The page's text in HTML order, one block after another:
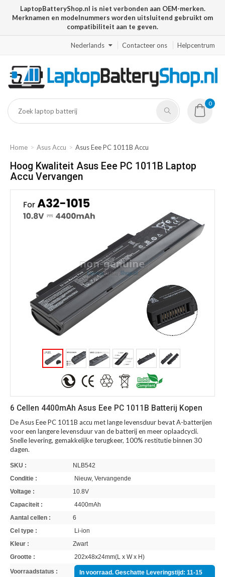
LaptopBatteryShop.nl is niet verbonden aan OEM-merken.
Merknamen en modelnummers worden uitsluitend gebruikt om
compatibiliteit aan te geven.
Nederlands Contacteer ons Helpcentrum
0
Home Asus Accu Asus Eee PC 1011B Accu
Hoog Kwaliteit Asus Eee PC 1011B Laptop
Accu Vervangen
6 Cellen 4400mAh Asus Eee PC 1011B Batterij Kopen
De Asus Eee PC 1011B accu met lange levensduur bevat A-batterijen
voor een langere levensduur van de batterij en meer oplaadcycli.
Snelle levering, gemakkelijke terugkeer, 100% restitutie binnen 30
dagen.
SKU :
NLB542
Conditie :
Nieuw, Vervangende
Voltage :
10.8V
Capaciteit :
4400mAh
Aantal cellen :
6
Cel type :
Li-ion
Kleur :
Zwart
Grootte :
202x48x24mm(L x W x H)
Voorraadstatus :
In voorraad. Geschatte Leveringstijd: 11-15